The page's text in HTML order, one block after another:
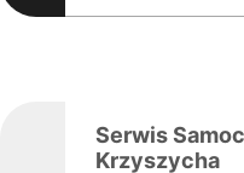
Serwis
Krzyszycha